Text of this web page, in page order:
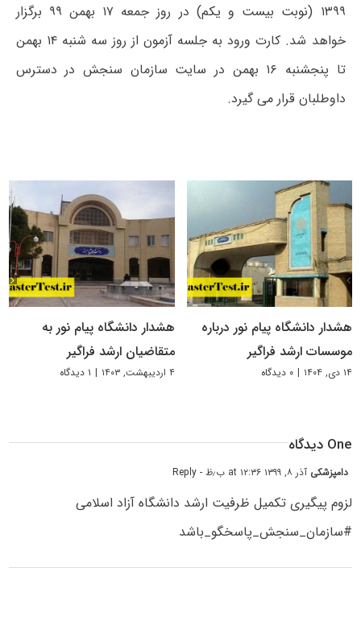
۱۳۹۹ (نوبت بیست و یکم) در روز جمعه ۱۷ بهمن ۹۹ برگزار
خواهد شد. کارت ورود به جلسه آزمون از روز سه شنبه ۱۴ بهمن
تا پنجشنبه ۱۶ بهمن در سایت سازمان سنجش در دسترس
داوطلبان قرار می گیرد.
هشدار دانشگاه پیام نور درباره
موسسات ارشد فراگیر
۱۴ دی, ۱۴۰۴ | ۰ دیدگاه
هشدار دانشگاه پیام نور به
متقاضیان ارشد فراگیر
۴ اردیبهشت, ۱۴۰۳ | ۱ دیدگاه
One دیدگاه
دامپزشکی آذر ۸, ۱۳۹۹ at ۱۲:۳۶ ب٫ظ - Reply
لزوم پیگیری تکمیل ظرفیت ارشد دانشگاہ آزاد اسلامی
#سازمان_سنجش_پاسخگو_باشد